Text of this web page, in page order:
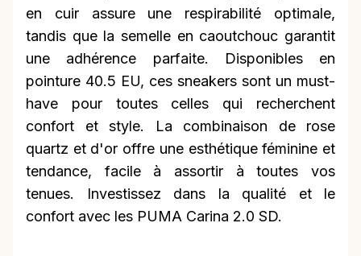
en cuir assure une respirabilité optimale,
tandis que la semelle en caoutchouc garantit
une adhérence parfaite. Disponibles en
pointure 40.5 EU, ces sneakers sont un must-
have pour toutes celles qui recherchent
confort et style. La combinaison de rose
quartz et d'or offre une esthétique féminine et
tendance, facile à assortir à toutes vos
tenues. Investissez dans la qualité et le
confort avec les PUMA Carina 2.0 SD.